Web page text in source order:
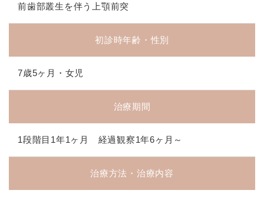
前歯部叢生を伴う上顎前突
初診時年齢・性別
7歳5ヶ月・女児
治療期間
1段階目1年1ヶ月 経過観察1年6ヶ月～
治療方法・治療内容